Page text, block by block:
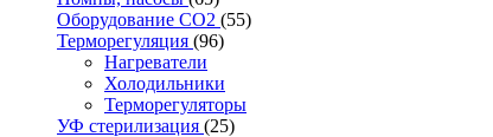
Оборудование CO2 (55)
Терморегуляция (96)
Нагреватели
Холодильники
Терморегуляторы
УФ стерилизация (25)